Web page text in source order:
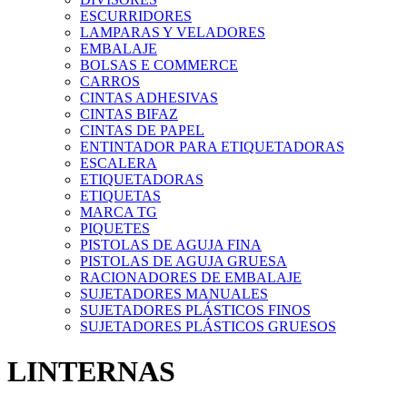
ESCURRIDORES
LAMPARAS Y VELADORES
EMBALAJE
BOLSAS E COMMERCE
CARROS
CINTAS ADHESIVAS
CINTAS BIFAZ
CINTAS DE PAPEL
ENTINTADOR PARA ETIQUETADORAS
ESCALERA
ETIQUETADORAS
ETIQUETAS
MARCA TG
PIQUETES
PISTOLAS DE AGUJA FINA
PISTOLAS DE AGUJA GRUESA
RACIONADORES DE EMBALAJE
SUJETADORES MANUALES
SUJETADORES PLÁSTICOS FINOS
SUJETADORES PLÁSTICOS GRUESOS
LINTERNAS